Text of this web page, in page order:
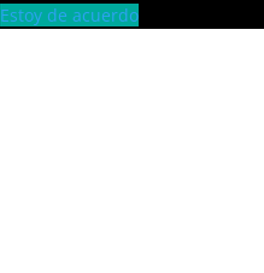
Estoy de acuerdo